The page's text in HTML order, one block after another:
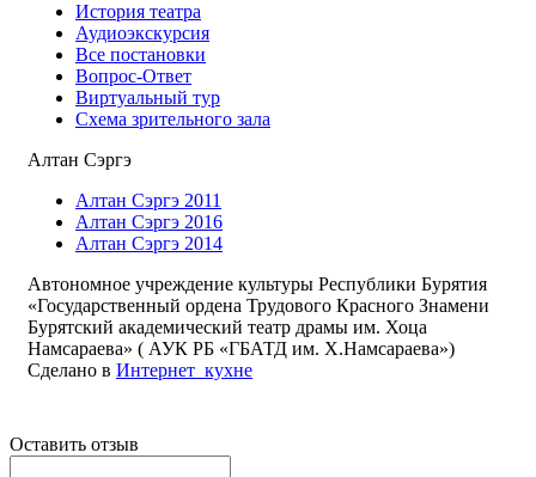
История театра
Аудиоэкскурсия
Все постановки
Вопрос-Ответ
Виртуальный тур
Схема зрительного зала
Алтан Сэргэ
Алтан Сэргэ 2011
Алтан Сэргэ 2016
Алтан Сэргэ 2014
Автономное учреждение культуры Республики Бурятия
«Государственный ордена Трудового Красного Знамени
Бурятский академический театр драмы им. Хоца
Намсараева» ( АУК РБ «ГБАТД им. Х.Намсараева»)
Сделано в Интернет_кухне
Оставить отзыв